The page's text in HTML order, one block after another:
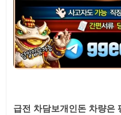
급전 차담보개인돈 차량은